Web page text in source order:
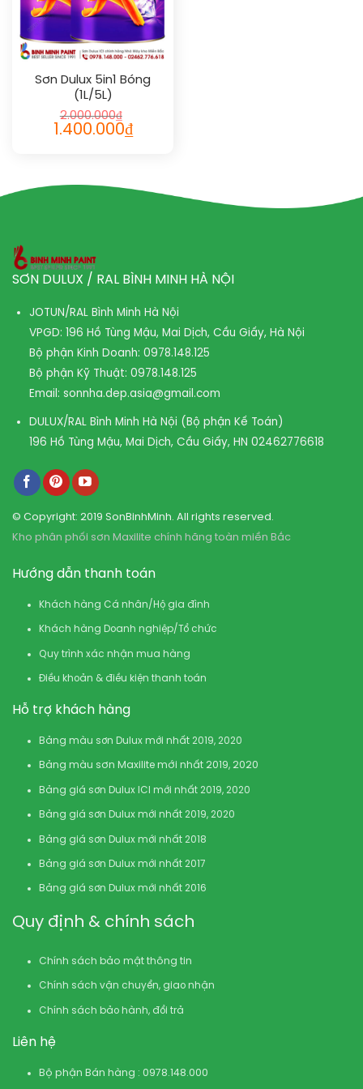
Sơn Dulux 5in1 Bóng
(1L/5L)
2.000.000₫
1.400.000₫
SƠN DULUX / RAL BÌNH MINH HÀ NỘI
JOTUN/RAL Bình Minh Hà Nội
VPGD: 196 Hồ Tùng Mậu, Mai Dịch, Cầu Giấy, Hà Nội
Bộ phận Kinh Doanh: 0978.148.125
Bộ phận Kỹ Thuật: 0978.148.125
Email: sonnha.dep.asia@gmail.com
DULUX/RAL Bình Minh Hà Nội (Bộ phận Kế Toán)
196 Hồ Tùng Mậu, Mai Dịch, Cầu Giấy, HN 02462776618
© Copyright: 2019 SonBinhMinh. All rights reserved.
Kho phân phối sơn Maxilite chính hãng toàn miền Bắc
Hướng dẫn thanh toán
Khách hàng Cá nhân/Hộ gia đình
Khách hàng Doanh nghiệp/Tổ chức
Quy trình xác nhận mua hàng
Điều khoản & điều kiện thanh toán
Hỗ trợ khách hàng
Bảng màu sơn Dulux mới nhất 2019, 2020
Bảng màu sơn Maxilite mới nhất 2019, 2020
Bảng giá sơn Dulux ICI mới nhất 2019, 2020
Bảng giá sơn Dulux mới nhất 2019, 2020
Bảng giá sơn Dulux mới nhất 2018
Bảng giá sơn Dulux mới nhất 2017
Bảng giá sơn Dulux mới nhất 2016
Quy định & chính sách
Chính sách bảo mật thông tin
Chính sách vận chuyển, giao nhận
Chính sách bảo hành, đổi trả
Liên hệ
Bộ phận Bán hàng : 0978.148.000